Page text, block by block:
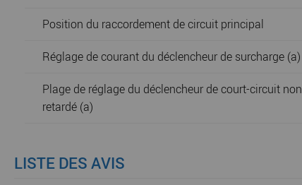
Position du raccordement de circuit principal
Réglage de courant du déclencheur de surcharge (a)
Plage de réglage du déclencheur de court-circuit non
retardé (a)
LISTE DES AVIS